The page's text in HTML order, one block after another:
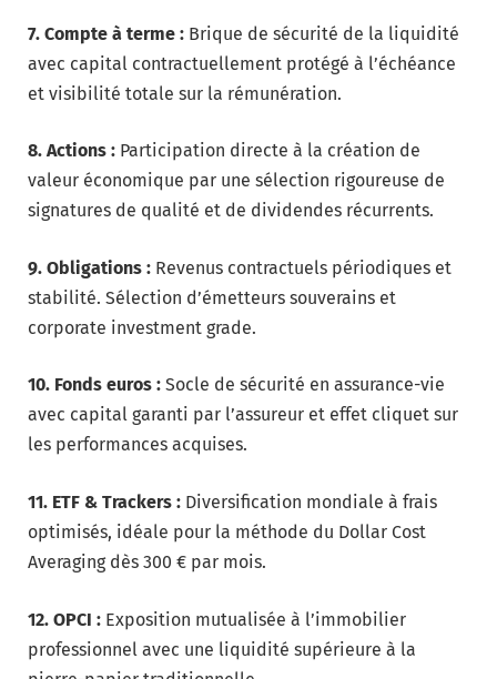
7. Compte à terme : Brique de sécurité de la liquidité
avec capital contractuellement protégé à l’échéance
et visibilité totale sur la rémunération.
8. Actions : Participation directe à la création de
valeur économique par une sélection rigoureuse de
signatures de qualité et de dividendes récurrents.
9. Obligations : Revenus contractuels périodiques et
stabilité. Sélection d’émetteurs souverains et
corporate investment grade.
10. Fonds euros : Socle de sécurité en assurance-vie
avec capital garanti par l’assureur et effet cliquet sur
les performances acquises.
11. ETF & Trackers : Diversification mondiale à frais
optimisés, idéale pour la méthode du Dollar Cost
Averaging dès 300 € par mois.
12. OPCI : Exposition mutualisée à l’immobilier
professionnel avec une liquidité supérieure à la